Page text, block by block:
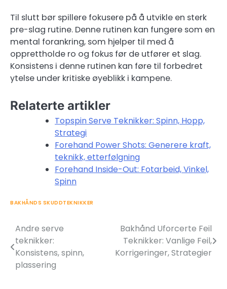
Til slutt bør spillere fokusere på å utvikle en sterk
pre-slag rutine. Denne rutinen kan fungere som en
mental forankring, som hjelper til med å
opprettholde ro og fokus før de utfører et slag.
Konsistens i denne rutinen kan føre til forbedret
ytelse under kritiske øyeblikk i kampene.
Relaterte artikler
Topspin Serve Teknikker: Spinn, Hopp,
Strategi
Forehand Power Shots: Generere kraft,
teknikk, etterfølgning
Forehand Inside-Out: Fotarbeid, Vinkel,
Spinn
BAKHÅNDS SKUDDTEKNIKKER
Post
navigation
Andre serve
teknikker:
Konsistens, spinn,
plassering
Bakhånd Uforcerte Feil
Teknikker: Vanlige Feil,
Korrigeringer, Strategier